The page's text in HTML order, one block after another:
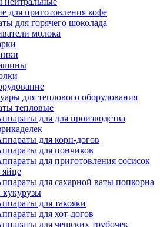
для приготовления кофе
для горячего шоколада
молока
для теплового оборудования
тепловые
для для производства
для корн-догов
для пончиков
для приготовления сосисок
яйце
для сахарной ваты попкорна
кукурузы
для такояки
для хот-догов
для чешских трубочек